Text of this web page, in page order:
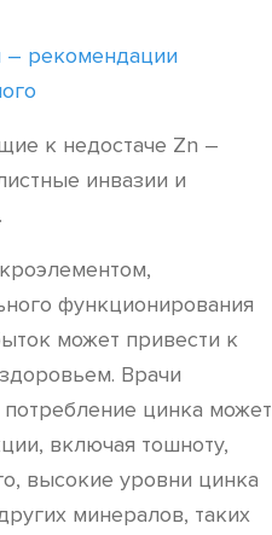
– рекомендации
к недостаче Zn –
инвазии и
функционирования
может привести к
Врачи
цинка может
включая тошноту,
высокие уровни цинка
минералов, таких